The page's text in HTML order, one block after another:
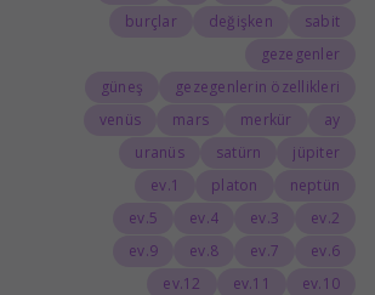
sabit
değişken
burçlar
gezegenler
gezegenlerin özellikleri
güneş
ay
merkür
mars
venüs
jüpiter
satürn
uranüs
neptün
platon
1.ev
2.ev
3.ev
4.ev
5.ev
6.ev
7.ev
8.ev
9.ev
10.ev
11.ev
12.ev